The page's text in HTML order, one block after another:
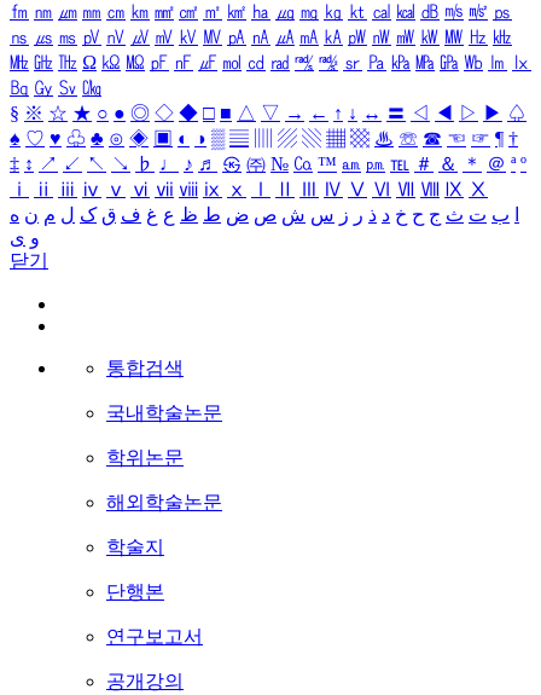
㎙ ㎚ ㎛ ㎜ ㎝ ㎞ ㎟ ㎠ ㎡ ㎢ ㏊ ㎍ ㎎ ㎏ ㏏ ㎈ ㎉ ㏈ ㎧ ㎨ ㎰
㎱ ㎲ ㎳ ㎴ ㎵ ㎶ ㎷ ㎸ ㎹ ㎀ ㎁ ㎂ ㎃ ㎄ ㎺ ㎻ ㎽ ㎾ ㎿ ㎐ ㎑
㎒ ㎓ ㎔ Ω ㏀ ㏁ ㎊ ㎋ ㎌ ㏖ ㏅ ㎭ ㎮ ㎯ ㏛ ㎩ ㎪ ㎫ ㎬ ㏝ ㏐
㏓
㏃ ㏉ ㏜ ㏆
§ ※ ☆ ★ ○ ● ◎ ◇ ◆ □ ■ △ ▽ → ← ↑ ↓ ↔ 〓 ◁ ◀ ▷ ▶ ♤
♠ ♡ ♥ ♧ ♣ ⊙ ◈ ▣ ◐ ◑ ▒ ▤ ▨ ▧ ▦ ▩ ♨ ☏ ☎ ☜ ☞ ¶ †
‡ ↕ ↗ ↙ ↖ ↘ ♭ ♩ ♪ ♬ ㉿ ㈜ № ㏇ ™ ㏂ ㏘ ℡ ＃ ＆ ＊ ＠ ª º
ⅰ
ⅱ ⅲ ⅳ ⅴ ⅵ ⅶ ⅷ ⅸ ⅹ Ⅳ Ⅴ Ⅵ Ⅶ Ⅷ Ⅸ Ⅹ
ب ت ث ج ح خ د ذ ر ز س ش ص ض ط ظ ع غ ف ق ک ل م ن ه
و ی
닫기
통합검색
국내학술논문
학위논문
해외학술논문
학술지
단행본
연구보고서
공개강의